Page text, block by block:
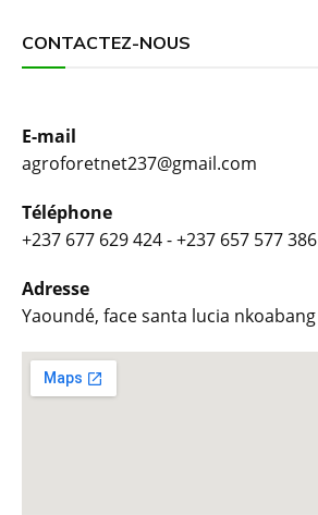
CONTACTEZ-NOUS
E-mail
agroforetnet237@gmail.com
Téléphone
+237 677 629 424 - +237 657 577 386
Adresse
Yaoundé, face santa lucia nkoabang